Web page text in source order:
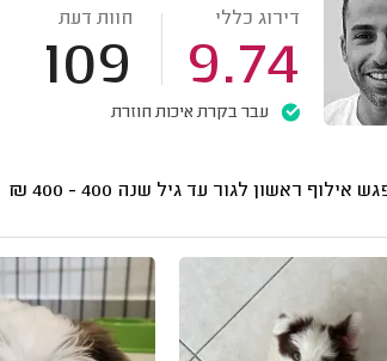
דירוג כללי
9.74
חוות דעת
109
עבר בקרת איכות חוזרת
אילוף ראשון לגור עד גיל שנה 400 - 400
₪